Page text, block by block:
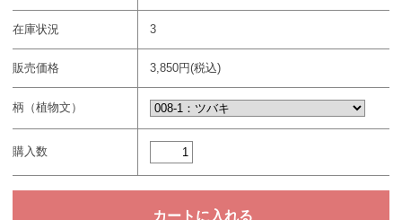
在庫状況 3
販売価格 3,850円(税込)
柄（植物文）
購入数